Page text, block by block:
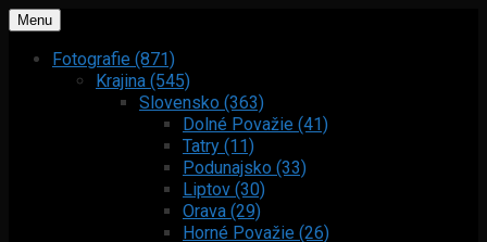
Menu
Fotografie (871)
Krajina (545)
Slovensko (363)
Dolné Považie (41)
Tatry (11)
Podunajsko (33)
Liptov (30)
Orava (29)
Horné Považie (26)